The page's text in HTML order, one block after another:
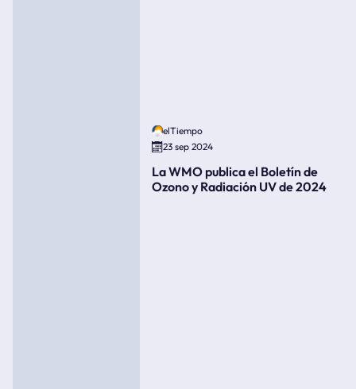
elTiempo
23 sep 2024
La WMO publica el Boletín de
Ozono y Radiación UV de 2024